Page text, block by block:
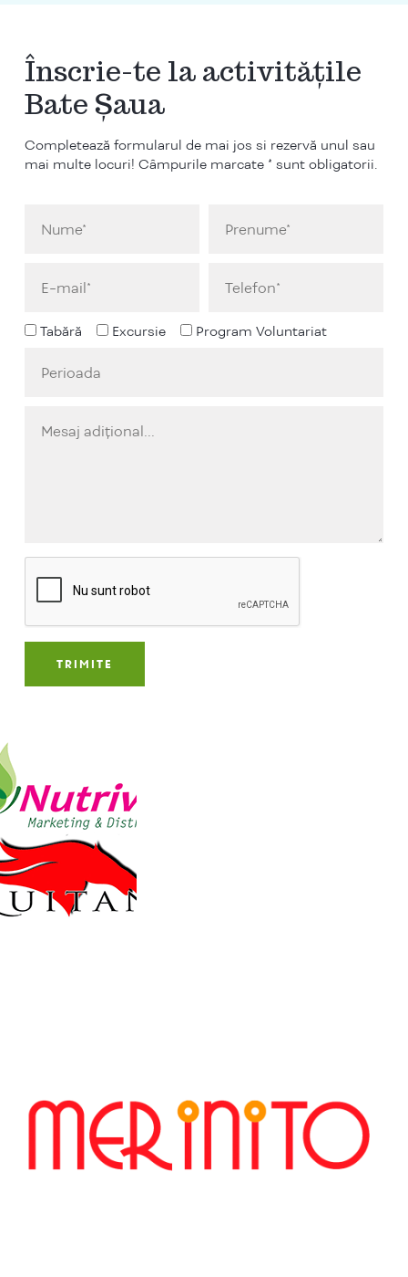
Înscrie-te la activitățile
Bate Șaua
Completează formularul de mai jos si rezervă unul sau
mai multe locuri! Câmpurile marcate * sunt obligatorii.
Tabără Excursie Program Voluntariat